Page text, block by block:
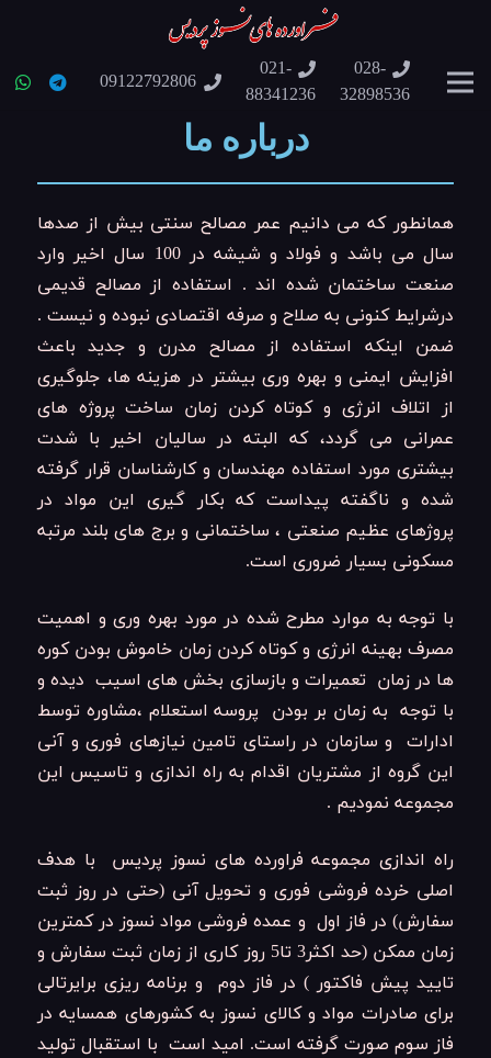
028-
32898536
021-
88341236
09122792806
درباره ما
همانطور که می دانیم عمر مصالح سنتی بیش از صدها
سال می باشد و فولاد و شیشه در 100 سال اخیر وارد
صنعت ساختمان شده اند . استفاده از مصالح قدیمی
درشرایط کنونی به صلاح و صرفه اقتصادی نبوده و نیست .
ضمن اینکه استفاده از مصالح مدرن و جدید باعث
افزایش ایمنی و بهره وری بیشتر در هزینه ها، جلوگیری
از اتلاف انرژی و کوتاه کردن زمان ساخت پروژه های
عمرانی می گردد، که البته در سالیان اخیر با شدت
بیشتری مورد استفاده مهندسان و کارشناسان قرار گرفته
شده و ناگفته پیداست که بکار گیری این مواد در
پروژهای عظیم صنعتی ، ساختمانی و برج های بلند مرتبه
مسکونی بسیار ضروری است.
با توجه به موارد مطرح شده در مورد بهره وری و اهمیت
مصرف بهینه انرژی و کوتاه کردن زمان خاموش بودن کوره
ها در زمان تعمیرات و بازسازی بخش های اسیب دیده و
با توجه به زمان بر بودن پروسه استعلام ،مشاوره توسط
ادارات و سازمان در راستای تامین نیازهای فوری و آنی
این گروه از مشتریان اقدام به راه اندازی و تاسیس این
مجموعه نمودیم .
راه اندازی مجموعه فراورده های نسوز پردیس با هدف
اصلی خرده فروشی فوری و تحویل آنی (حتی در روز ثبت
سفارش) در فاز اول و عمده فروشی مواد نسوز در کمترین
زمان ممکن (حد اکثر3 تا5 روز کاری از زمان ثبت سفارش و
تایید پیش فاکتور ) در فاز دوم و برنامه ریزی برایرتالی
برای صادرات مواد و کالای نسوز به کشورهای همسایه در
فاز سوم صورت گرفته است. امید است با استقبال تولید